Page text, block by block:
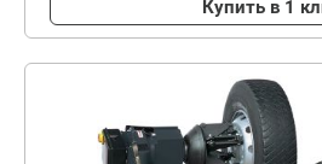
Купить в 1